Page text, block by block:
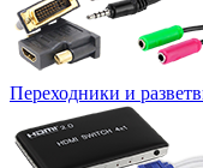
Переходники и